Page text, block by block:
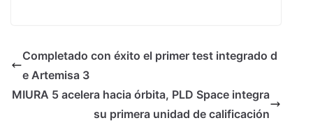
Completado con éxito el primer test integrado d
e Artemisa 3
MIURA 5 acelera hacia órbita, PLD Space integra
su primera unidad de calificación